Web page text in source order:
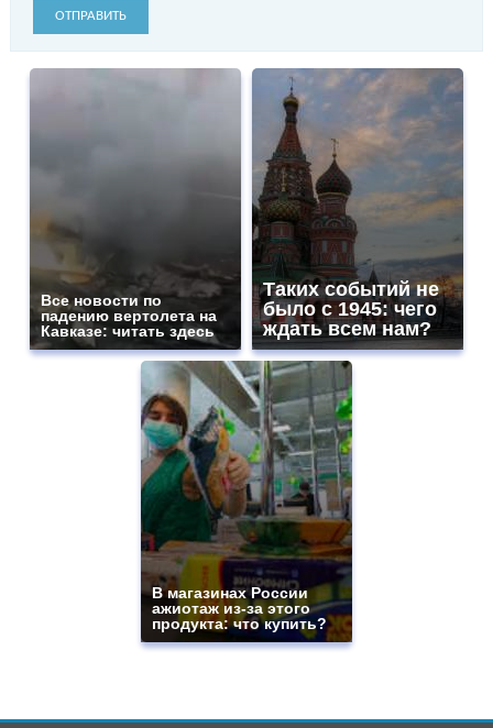
ОТПРАВИТЬ
Все новости по
падению вертолета на
Кавказе: читать здесь
Таких событий не
было с 1945: чего
ждать всем нам?
В магазинах России
ажиотаж из-за этого
продукта: что купить?